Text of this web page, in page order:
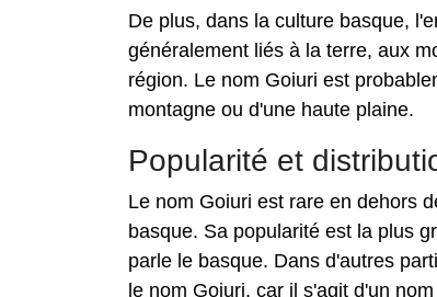
De plus, dans la culture basque,
généralement liés à la terre, aux
région. Le nom Goiuri est
montagne ou d'une haute plaine.
Popularité et
Le nom Goiuri est rare en dehors
basque. Sa popularité est la plus
parle le basque. Dans d'autres
le nom Goiuri, car il s'agit d'un